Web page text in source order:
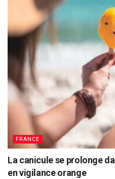
FRANCE
La canicule se prolonge
en vigilance orange